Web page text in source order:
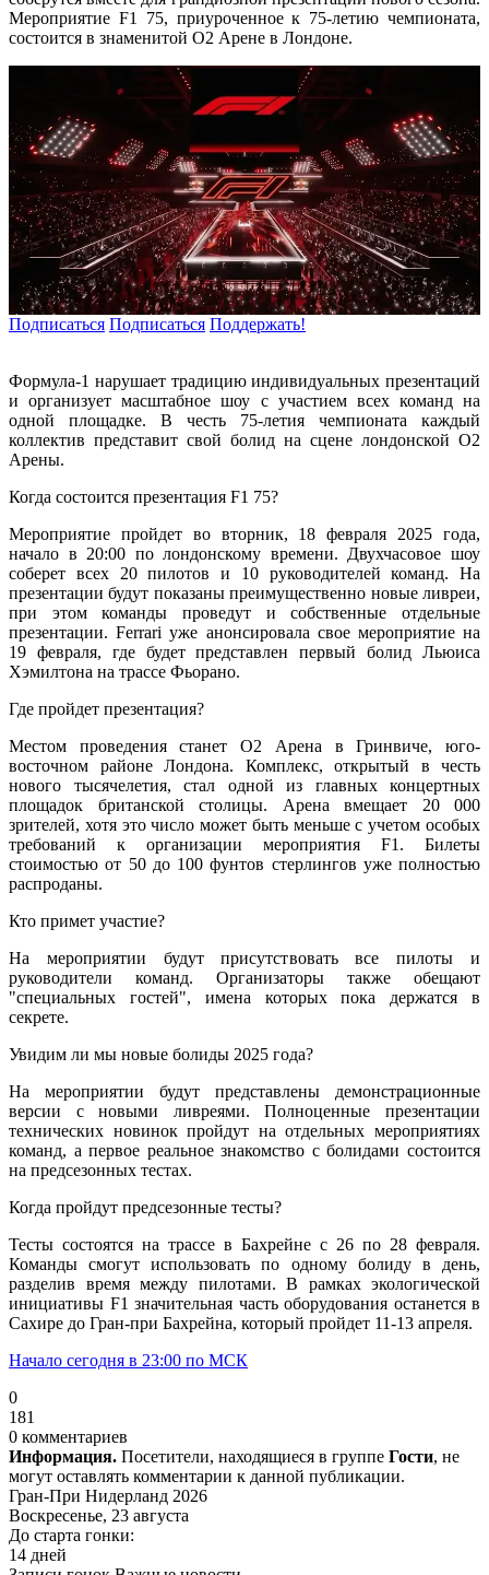
Мероприятие F1 75, приуроченное к 75-летию чемпионата,
состоится в знаменитой О2 Арене в Лондоне.
Подписаться Подписаться Поддержать!
Формула-1 нарушает традицию индивидуальных презентаций
и организует масштабное шоу с участием всех команд на
одной площадке. В честь 75-летия чемпионата каждый
коллектив представит свой болид на сцене лондонской О2
Арены.
Когда состоится презентация F1 75?
Мероприятие пройдет во вторник, 18 февраля 2025 года,
начало в 20:00 по лондонскому времени. Двухчасовое шоу
соберет всех 20 пилотов и 10 руководителей команд. На
презентации будут показаны преимущественно новые ливреи,
при этом команды проведут и собственные отдельные
презентации. Ferrari уже анонсировала свое мероприятие на
19 февраля, где будет представлен первый болид Льюиса
Хэмилтона на трассе Фьорано.
Где пройдет презентация?
Местом проведения станет О2 Арена в Гринвиче, юго-
восточном районе Лондона. Комплекс, открытый в честь
нового тысячелетия, стал одной из главных концертных
площадок британской столицы. Арена вмещает 20 000
зрителей, хотя это число может быть меньше с учетом особых
требований к организации мероприятия F1. Билеты
стоимостью от 50 до 100 фунтов стерлингов уже полностью
распроданы.
Кто примет участие?
На мероприятии будут присутствовать все пилоты и
руководители команд. Организаторы также обещают
"специальных гостей", имена которых пока держатся в
секрете.
Увидим ли мы новые болиды 2025 года?
На мероприятии будут представлены демонстрационные
версии с новыми ливреями. Полноценные презентации
технических новинок пройдут на отдельных мероприятиях
команд, а первое реальное знакомство с болидами состоится
на предсезонных тестах.
Когда пройдут предсезонные тесты?
Тесты состоятся на трассе в Бахрейне с 26 по 28 февраля.
Команды смогут использовать по одному болиду в день,
разделив время между пилотами. В рамках экологической
инициативы F1 значительная часть оборудования останется в
Сахире до Гран-при Бахрейна, который пройдет 11-13 апреля.
Начало сегодня в 23:00 по МСК
0
181
0 комментариев
Информация. Посетители, находящиеся в группе Гости, не
могут оставлять комментарии к данной публикации.
Гран-При Нидерланд 2026
Воскресенье, 23 августа
До старта гонки:
14 дней